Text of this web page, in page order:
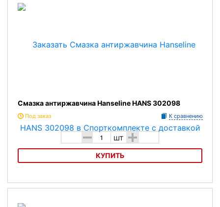
Смазка антиржавчина Hanseline HANS 302098
Под заказ К сравнению
- шт +
КУПИТЬ
Смазка антиржавчина Hanseline HANS 302098